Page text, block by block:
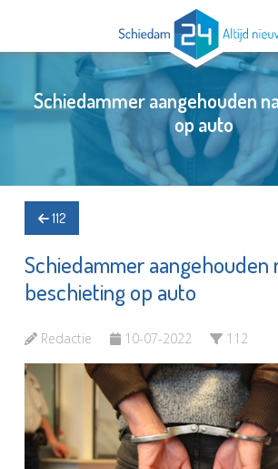
Schiedammer aangehouden
op auto
112
Schiedammer aangehouden
beschieting op auto
Redactie 10-07-2022 112